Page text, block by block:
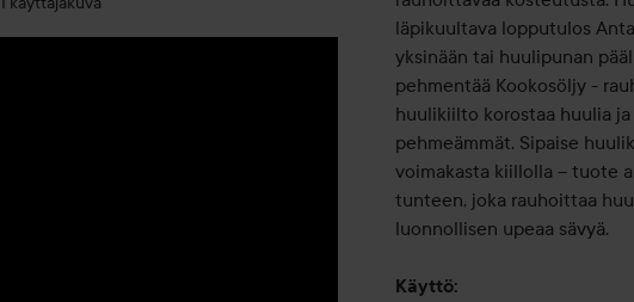
läpikuultava lopputulos
yksinään tai huulipunan
pehmentää Kookosöljy -
huulikiilto korostaa huulia
pehmeämmät. Sipaise
voimakasta kiillolla – tuote
tunteen, joka rauhoittaa
luonnollisen upeaa sävyä.
Käyttö: